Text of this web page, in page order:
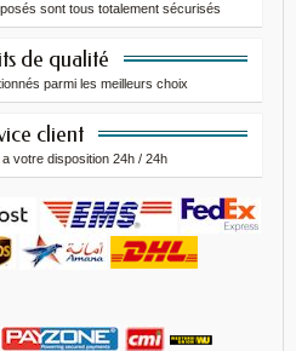
sont tous totalement sécurisés
de qualité
parmi les meilleurs choix
client
a votre disposition 24h / 24h